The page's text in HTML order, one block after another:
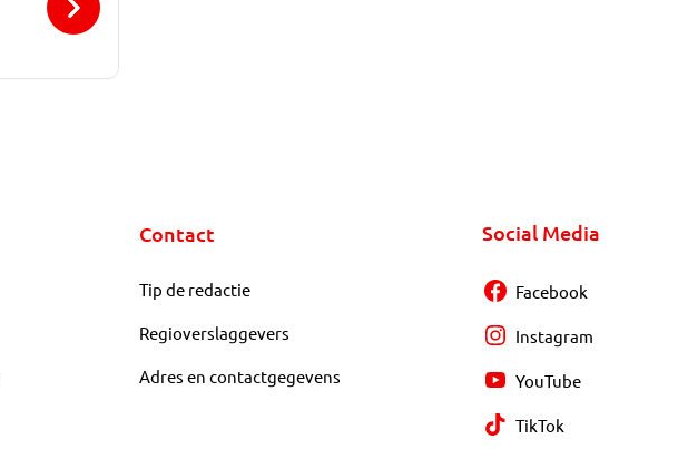
Contact
Tip de redactie
Regioverslaggevers
Adres en contactgegevens
Social Media
Facebook
Instagram
YouTube
TikTok